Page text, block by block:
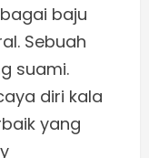
baju
Sebuah
suami.
diri kala
yang